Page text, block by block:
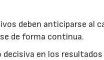
deben anticiparse al
de forma continua.
en los